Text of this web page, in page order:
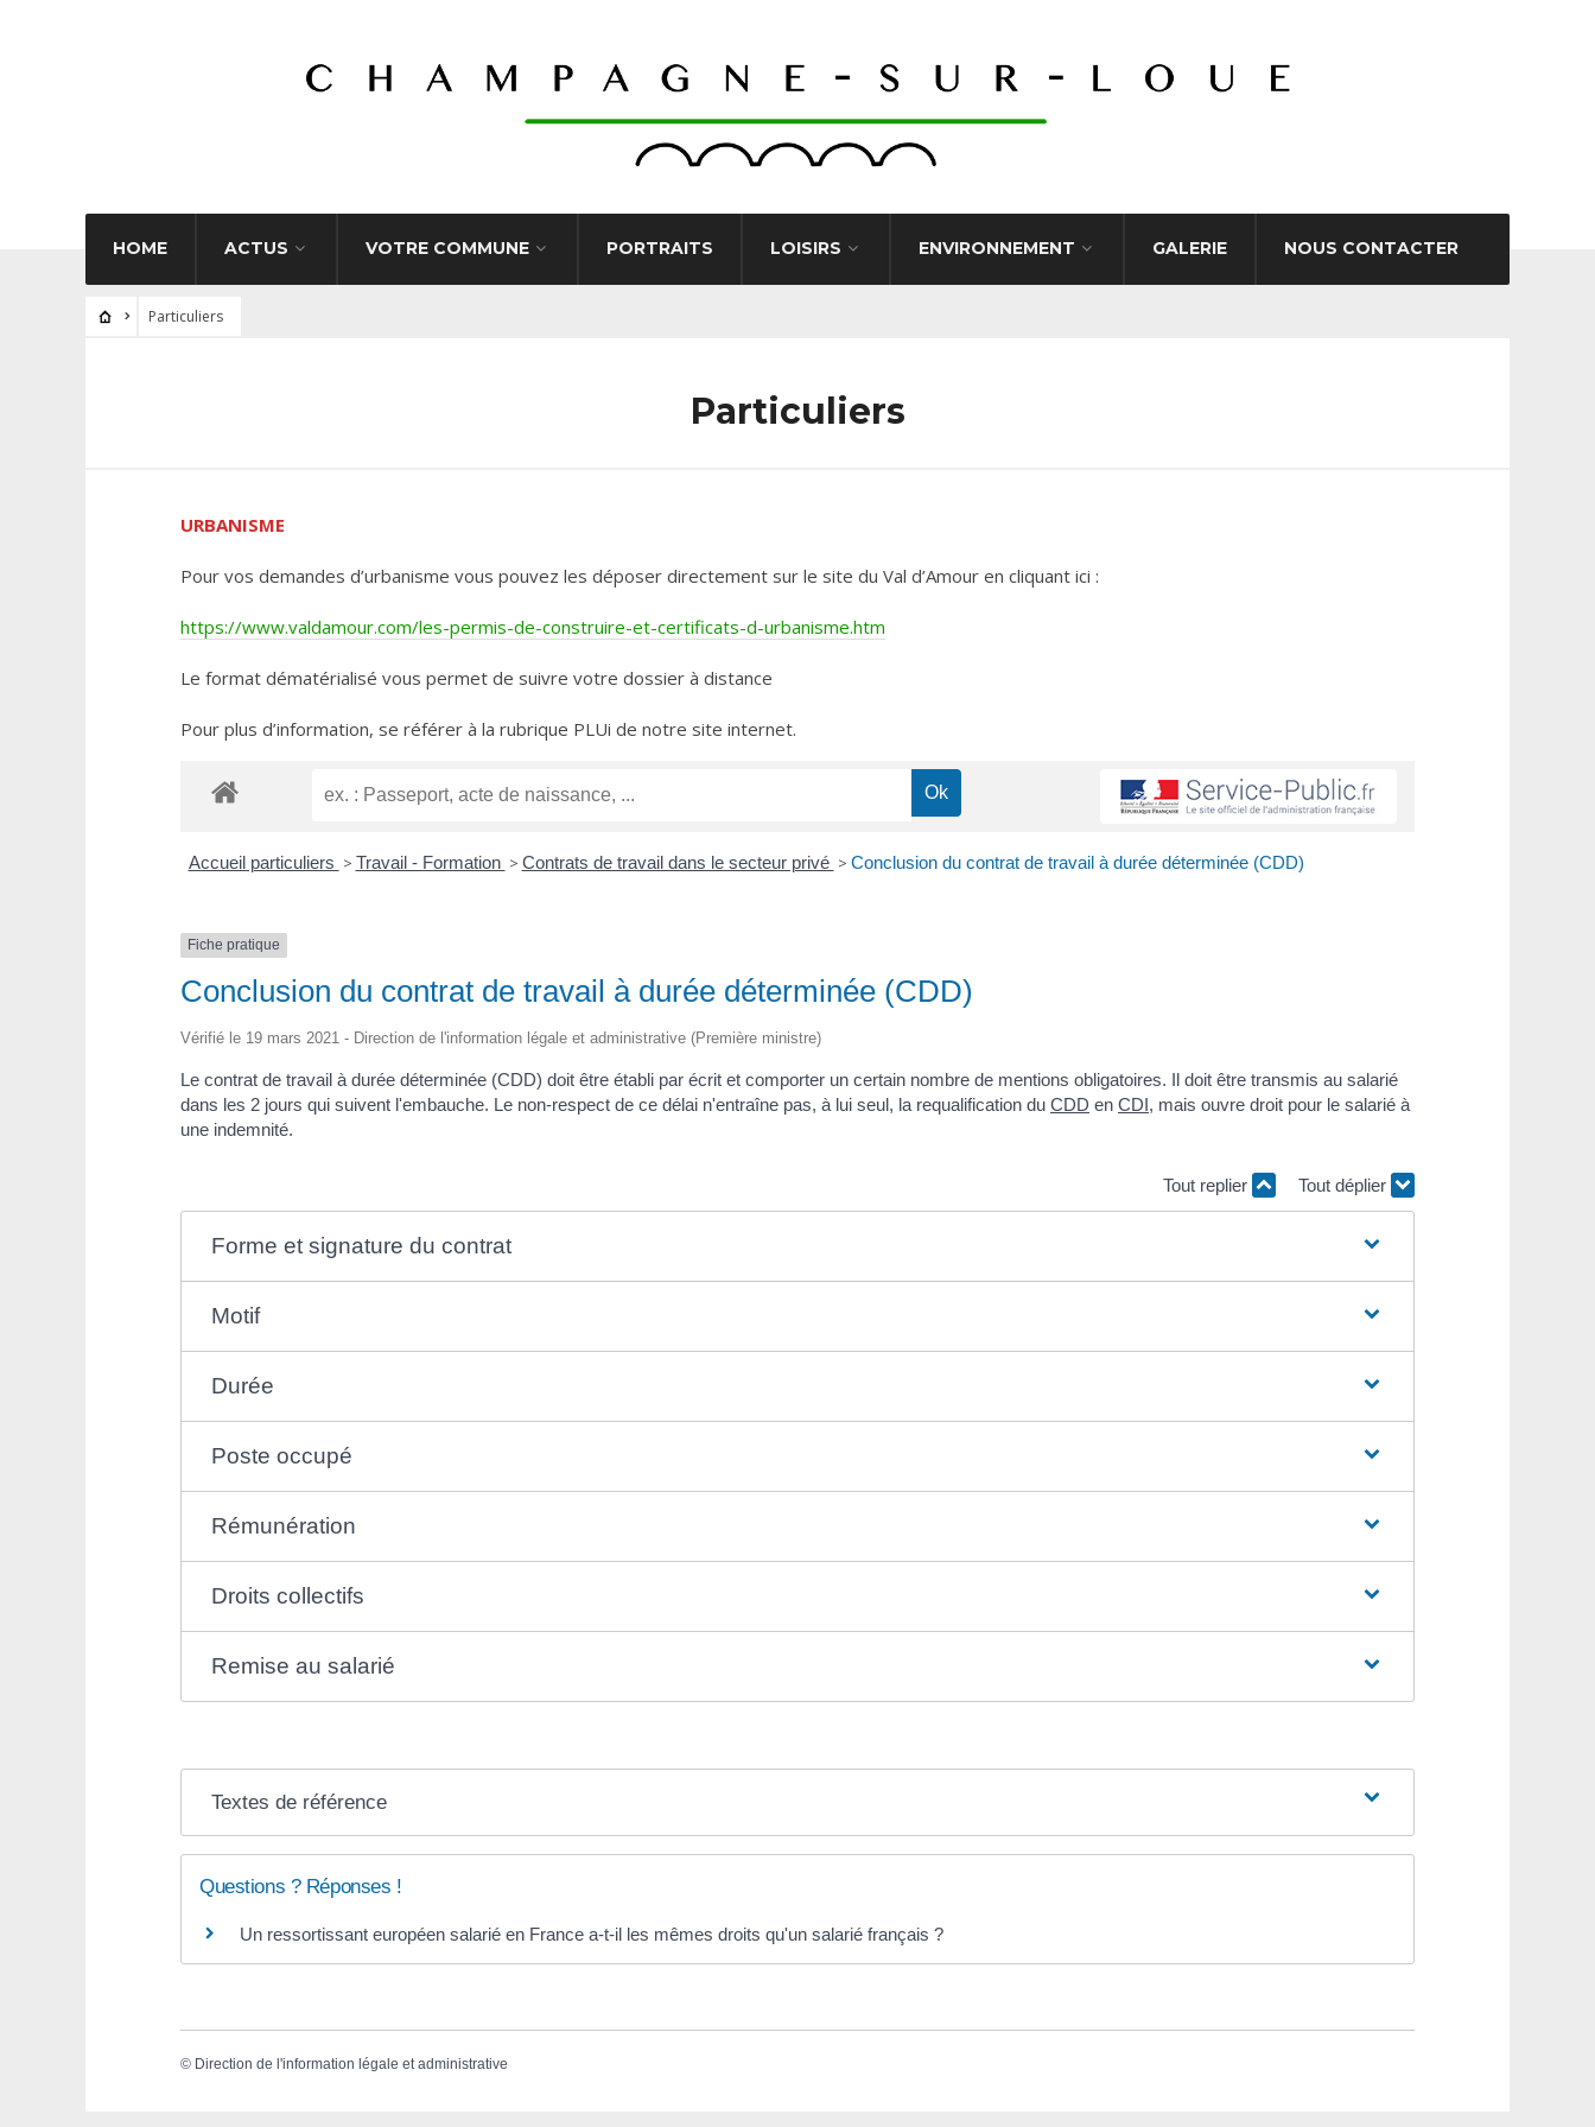
HOME ACTUS VOTRE COMMUNE PORTRAITS LOISIRS ENVIRONNEMENT GALERIE NOUS CONTACTER
Particuliers
Particuliers
URBANISME
Pour vos demandes d’urbanisme vous pouvez les déposer directement sur le site du Val d’Amour en cliquant ici :
https://www.valdamour.com/les-permis-de-construire-et-certificats-d-urbanisme.htm
Le format dématérialisé vous permet de suivre votre dossier à distance
Pour plus d’information, se référer à la rubrique PLUi de notre site internet.
Accueil particuliers > Travail - Formation > Contrats de travail dans le secteur privé > Conclusion du contrat de travail à durée déterminée (CDD)
Fiche pratique
Conclusion du contrat de travail à durée déterminée (CDD)
Vérifié le 19 mars 2021 - Direction de l'information légale et administrative (Première ministre)
Le contrat de travail à durée déterminée (CDD) doit être établi par écrit et comporter un certain nombre de mentions obligatoires. Il doit être transmis au salarié
dans les 2 jours qui suivent l'embauche. Le non-respect de ce délai n'entraîne pas, à lui seul, la requalification du CDD en CDI, mais ouvre droit pour le salarié à
une indemnité.
Tout replier Tout déplier
Forme et signature du contrat
Motif
Durée
Poste occupé
Rémunération
Droits collectifs
Remise au salarié
Textes de référence
Questions ? Réponses !
Un ressortissant européen salarié en France a-t-il les mêmes droits qu'un salarié français ?
© Direction de l'information légale et administrative